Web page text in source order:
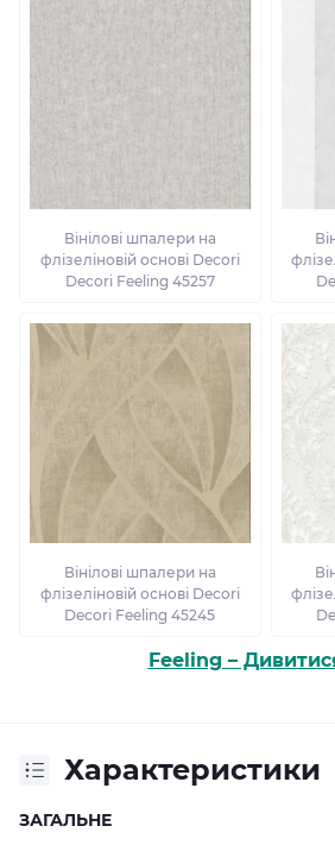
Вінілові шпалери на
флізеліновій основі Decori
Decori Feeling 45257
Вінілові шпалери на
флізеліновій основі Decori
Decori Feeling 45245
Feeling –
Характеристики
ЗАГАЛЬНЕ